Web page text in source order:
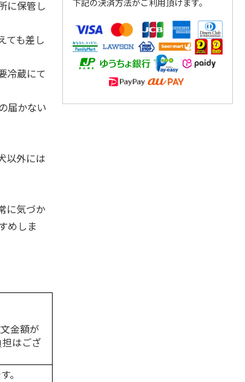
に保管し
ても差し
冷蔵にて
届かない
以外には
に気づか
めしま
金額が
はござ
。
下記の決済方法がご利用頂けます。